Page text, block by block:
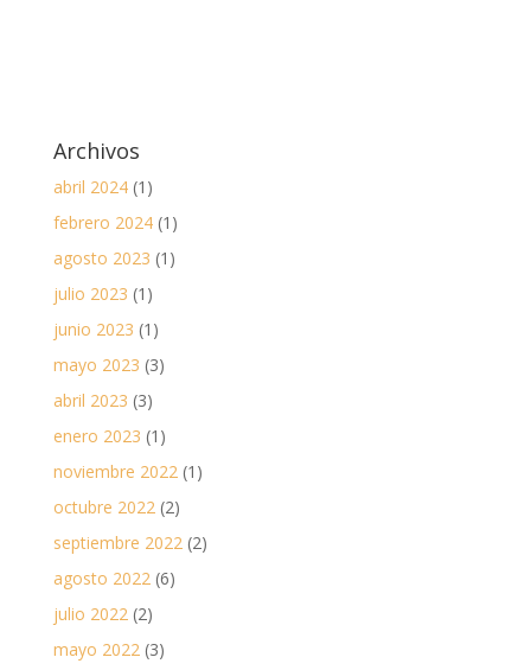
Archivos
abril 2024(1)
febrero 2024(1)
agosto 2023 (1)
julio 2023 (1)
junio 2023 (1)
mayo 2023 (3)
abril 2023 (3)
enero 2023 (1)
noviembre 2022(1)
octubre 2022(2)
septiembre 2022(2)
agosto 2022(6)
julio 2022(2)
mayo 2022(3)